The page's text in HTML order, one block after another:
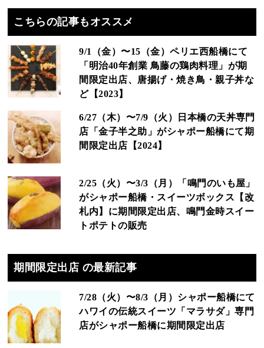
こちらの記事もオススメ
9/1（金）〜15（金）ペリエ西船橋にて
「明治40年創業 鳥藤の鶏肉料理」が期
間限定出店、唐揚げ・焼き鳥・親子丼な
ど【2023】
6/27（木）〜7/9（火）日本橋の天丼専門
店「金子半之助」がシャポー船橋にて期
間限定出店【2024】
2/25（火）〜3/3（月）「鳴門のいも屋」
がシャポー船橋・スイーツボックス【改
札内】に期間限定出店、鳴門金時スイー
トポテトの販売
期間限定出店 の最新記事
7/28（火）〜8/3（月）シャポー船橋にて
ハワイの伝統スイーツ「マラサダ」専門
店がシャポー船橋に期間限定出店